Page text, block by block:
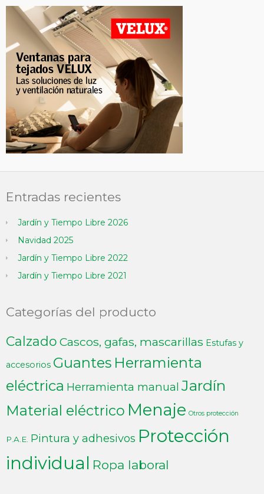
Entradas recientes
Jardín y Tiempo Libre 2026
Navidad 2025
Jardín y Tiempo Libre 2022
Jardín y Tiempo Libre 2021
Categorías del producto
Calzado Cascos, gafas, mascarillas Estufas y
accesorios Guantes Herramienta
eléctrica Herramienta manual Jardín
Material eléctrico Menaje Otros protección
P.A.E. Pintura y adhesivos Protección
individual Ropa laboral